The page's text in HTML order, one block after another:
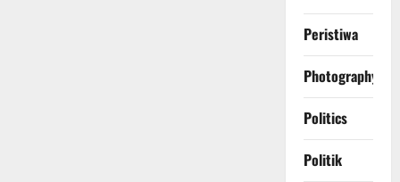
Peristiwa
Photography
Politics
Politik